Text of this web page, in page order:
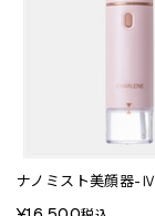
ナノミスト美顔器-Ⅳ